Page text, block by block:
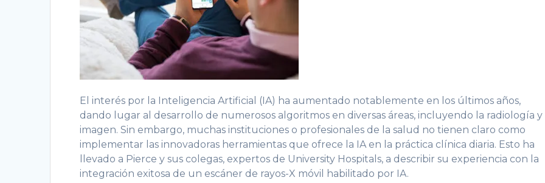
El interés por la Inteligencia Artificial (IA) ha aumentado notablemente en los últimos años,
dando lugar al desarrollo de numerosos algoritmos en diversas áreas, incluyendo la radiología y
imagen. Sin embargo, muchas instituciones o profesionales de la salud no tienen claro como
implementar las innovadoras herramientas que ofrece la IA en la práctica clínica diaria. Esto ha
llevado a Pierce y sus colegas, expertos de University Hospitals, a describir su experiencia con la
integración exitosa de un escáner de rayos-X móvil habilitado por IA.